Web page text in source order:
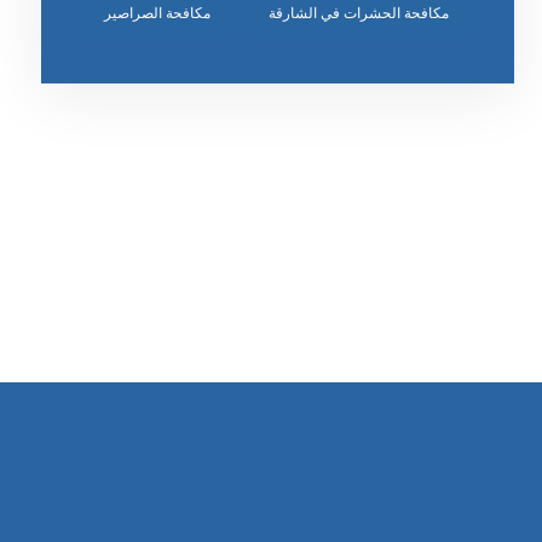
مكافحة الحشرات في الشارقة مكافحة الصراصير